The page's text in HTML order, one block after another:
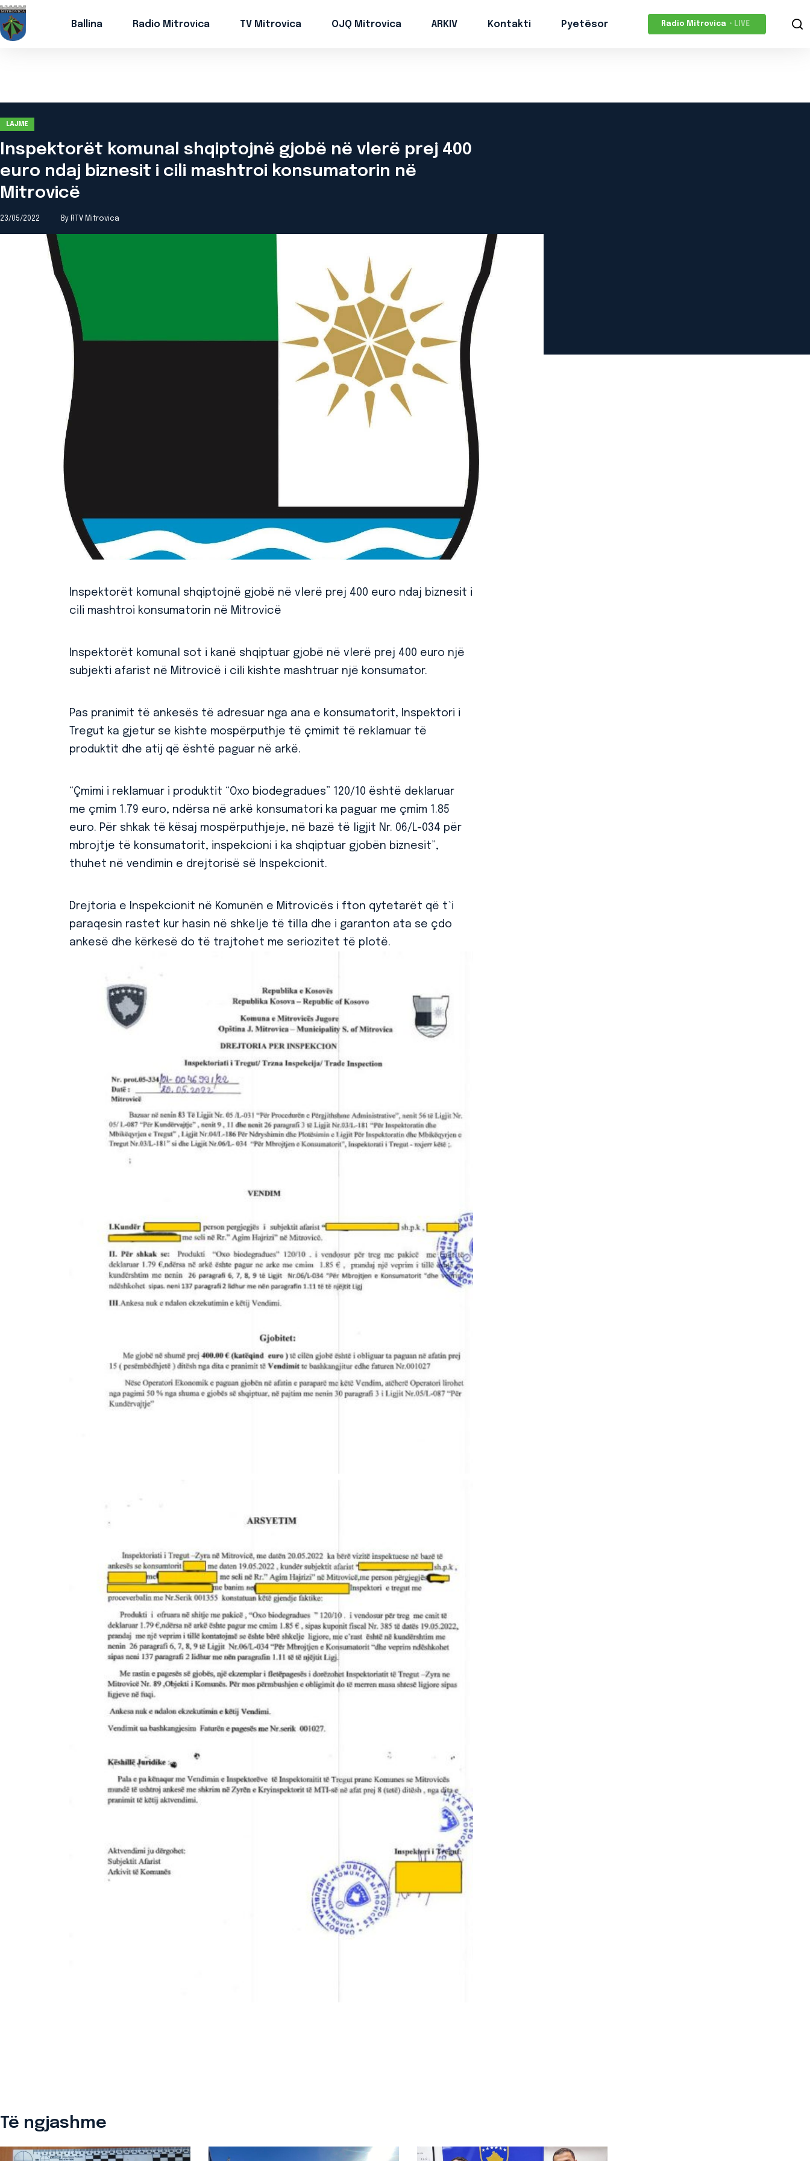
Ballina Radio Mitrovica TV Mitrovica OJQ Mitrovica ARKIV Kontakti Pyetësor Radio Mitrovica • LIVE
LAJME
Inspektorët komunal shqiptojnë gjobë në vlerë prej 400
euro ndaj biznesit i cili mashtroi konsumatorin në
Mitrovicë
23/05/2022 By RTV Mitrovica
Inspektorët komunal shqiptojnë gjobë në vlerë prej 400 euro ndaj biznesit i
cili mashtroi konsumatorin në Mitrovicë
Inspektorët komunal sot i kanë shqiptuar gjobë në vlerë prej 400 euro një
subjekti afarist në Mitrovicë i cili kishte mashtruar një konsumator.
Pas pranimit të ankesës të adresuar nga ana e konsumatorit, Inspektori i
Tregut ka gjetur se kishte mospërputhje të çmimit të reklamuar të
produktit dhe atij që është paguar në arkë.
“Çmimi i reklamuar i produktit “Oxo biodegradues” 120/10 është deklaruar
me çmim 1.79 euro, ndërsa në arkë konsumatori ka paguar me çmim 1.85
euro. Për shkak të kësaj mospërputhjeje, në bazë të ligjit Nr. 06/L-034 për
mbrojtje të konsumatorit, inspekcioni i ka shqiptuar gjobën biznesit”,
thuhet në vendimin e drejtorisë së Inspekcionit.
Drejtoria e Inspekcionit në Komunën e Mitrovicës i fton qytetarët që t`i
paraqesin rastet kur hasin në shkelje të tilla dhe i garanton ata se çdo
ankesë dhe kërkesë do të trajtohet me seriozitet të plotë.
Të ngjashme